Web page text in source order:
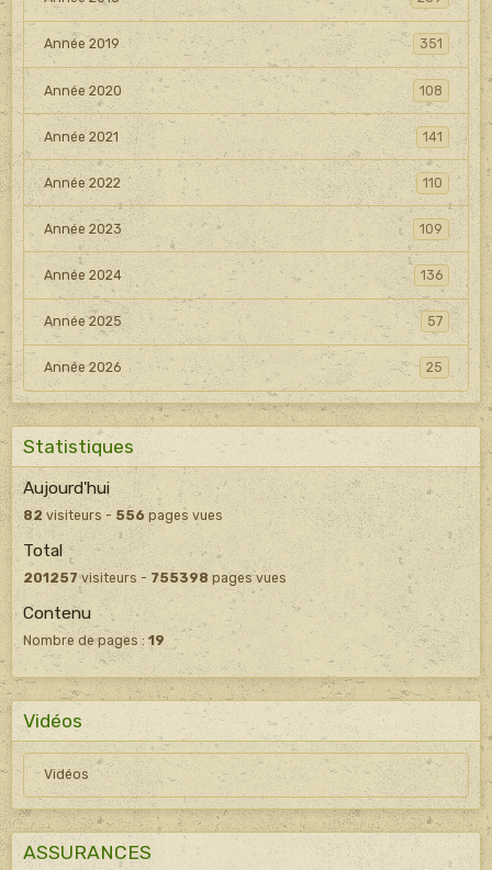
Année 2019 351
Année 2020 108
Année 2021 141
Année 2022 110
Année 2023 109
Année 2024 136
Année 2025 57
Année 2026 25
Statistiques
Aujourd'hui
82visiteurs - 556pages vues
Total
201257visiteurs -755398pages vues
Contenu
Nombre de pages : 19
Vidéos
Vidéos
ASSURANCES